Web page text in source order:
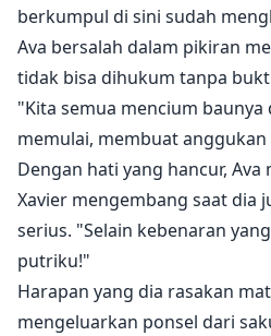
berkumpul di sini sudah
Ava bersalah dalam pikiran
tidak bisa dihukum tanpa
"Kita semua mencium
memulai, membuat
Dengan hati yang hancur,
Xavier mengembang saat dia
serius. "Selain kebenaran
putriku!"
Harapan yang dia rasakan
mengeluarkan ponsel dari